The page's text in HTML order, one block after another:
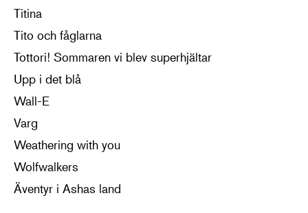
Titina
Tito och fåglarna
Tottori! Sommaren vi blev superhjältar
Upp i det blå
Wall-E
Varg
Weathering with you
Wolfwalkers
Äventyr i Ashas land